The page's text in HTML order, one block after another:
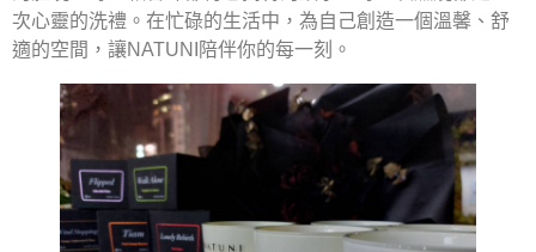
次心靈的洗禮。在忙碌的生活中，為自己創造一個溫馨、舒
適的空間，讓NATUNI陪伴你的每一刻。